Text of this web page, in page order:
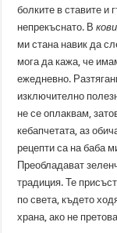
болките в ставите и
непрекъснато. В
ми стана навик да
мога да кажа, че
ежедневно.
изключително
не се оплаквам,
кебапчетата, аз
рецепти са на баба
Преобладават
традиция. Те
по света, където
храна, ако не